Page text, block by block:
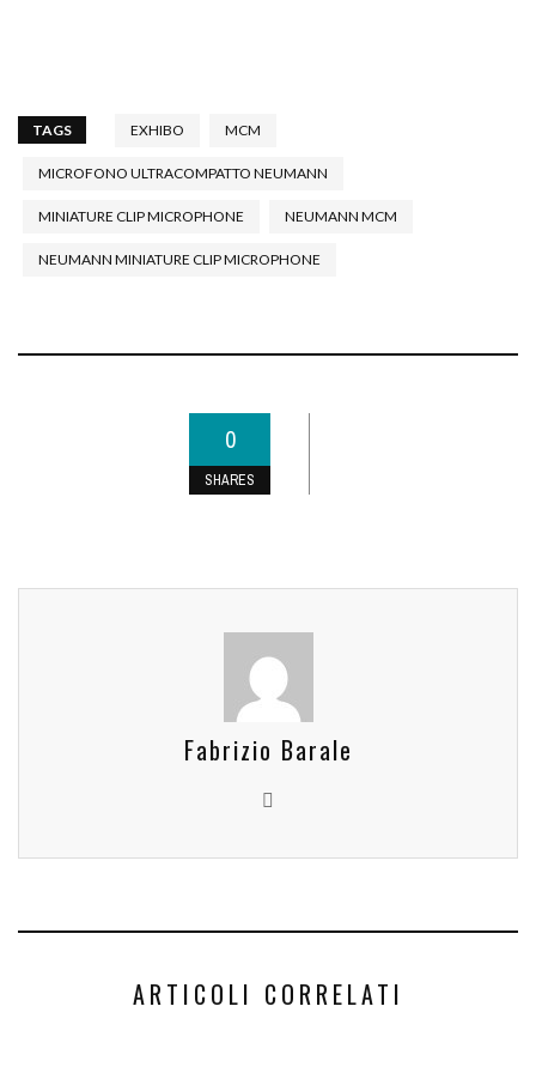
TAGS EXHIBO MCM
MICROFONO ULTRACOMPATTO NEUMANN
MINIATURE CLIP MICROPHONE NEUMANN MCM
NEUMANN MINIATURE CLIP MICROPHONE
0
SHARES
Fabrizio Barale
ARTICOLI CORRELATI